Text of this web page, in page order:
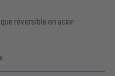
réversible en acier